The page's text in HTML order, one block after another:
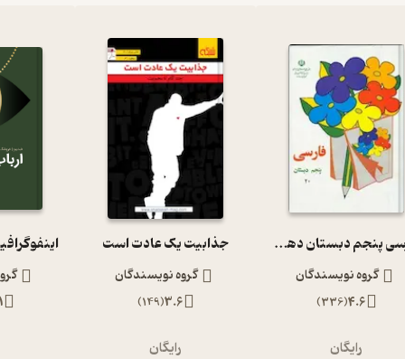
فارسی پنجم دبستان دهه 60
گروه نویسندگان
4.6
(
336
)
رایگان
جذابیت یک عادت است
گروه نویسندگان
3.6
(
149
)
رایگان